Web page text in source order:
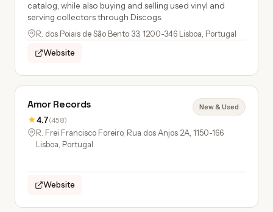
catalog, while also buying and selling used vinyl and
serving collectors through Discogs.
R. dos Poiais de São Bento 33, 1200-346 Lisboa, Portugal
Website
Amor Records
★4.7(458)
New & Used
R. Frei Francisco Foreiro, Rua dos Anjos 2A, 1150-166
Lisboa, Portugal
Website